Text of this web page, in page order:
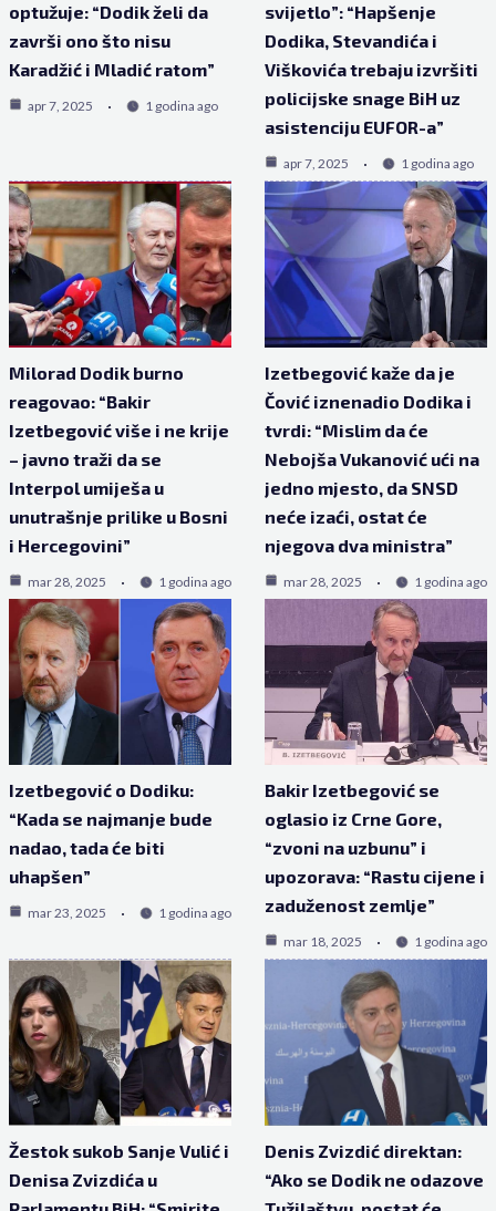
optužuje: “Dodik želi da
završi ono što nisu
Karadžić i Mladić ratom”
apr 7, 2025 1 godina ago
svijetlo”: “Hapšenje
Dodika, Stevandića i
Viškovića trebaju izvršiti
policijske snage BiH uz
asistenciju EUFOR-a”
apr 7, 2025 1 godina ago
Milorad Dodik burno
reagovao: “Bakir
Izetbegović više i ne krije
– javno traži da se
Interpol umiješa u
unutrašnje prilike u Bosni
i Hercegovini”
mar 28, 2025 1 godina ago
Izetbegović kaže da je
Čović iznenadio Dodika i
tvrdi: “Mislim da će
Nebojša Vukanović ući na
jedno mjesto, da SNSD
neće izaći, ostat će
njegova dva ministra”
mar 28, 2025 1 godina ago
Izetbegović o Dodiku:
“Kada se najmanje bude
nadao, tada će biti
uhapšen”
mar 23, 2025 1 godina ago
Bakir Izetbegović se
oglasio iz Crne Gore,
“zvoni na uzbunu” i
upozorava: “Rastu cijene i
zaduženost zemlje”
mar 18, 2025 1 godina ago
Žestok sukob Sanje Vulić i
Denisa Zvizdića u
Denis Zvizdić direktan:
“Ako se Dodik ne odazove